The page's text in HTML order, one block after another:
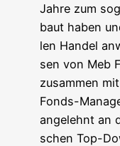
Jah­re zum
baut haben
len Han­del
sen von Meb
zusam­men
Fonds-
ange­lehnt an
schen Top-